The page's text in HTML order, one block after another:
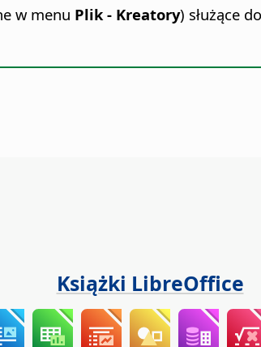
w menu Plik - Kreatory) służące
Książki LibreOffice